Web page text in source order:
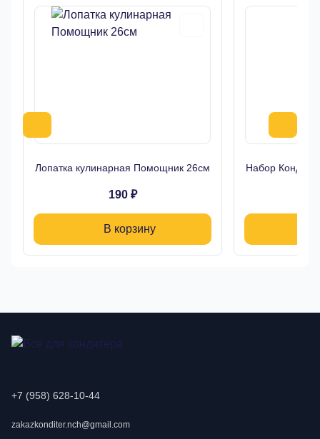
Лопатка кулинарная Помощник 26см
190 ₽
В корзину
Набор
+7 (958) 628-10-44
zakazkonditer.nch@gmail.com